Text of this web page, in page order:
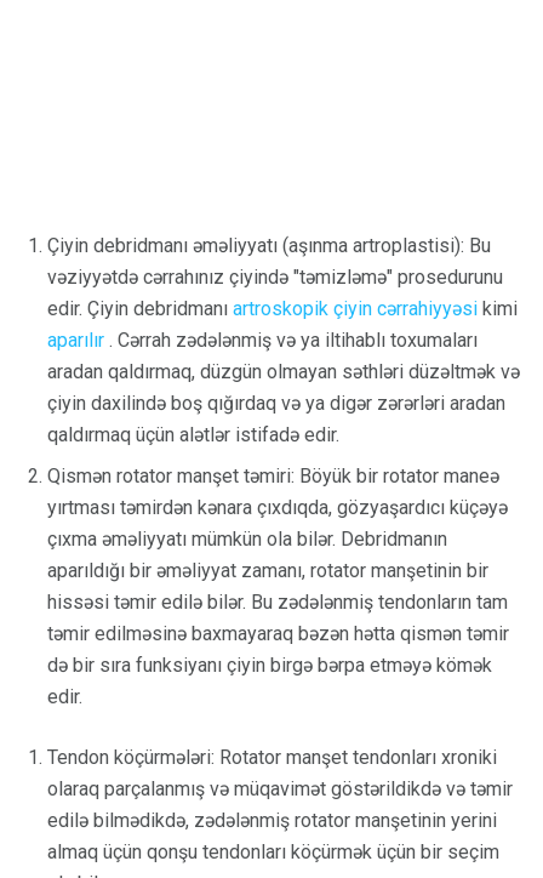
Çiyin debridmanı əməliyyatı (aşınma artroplastisi): Bu
vəziyyətdə cərrahınız çiyində "təmizləmə" prosedurunu
edir. Çiyin debridmanı artroskopik çiyin cərrahiyyəsi kimi
aparılır . Cərrah zədələnmiş və ya iltihablı toxumaları
aradan qaldırmaq, düzgün olmayan səthləri düzəltmək və
çiyin daxilində boş qığırdaq və ya digər zərərləri aradan
qaldırmaq üçün alətlər istifadə edir.
Qismən rotator manşet təmiri: Böyük bir rotator maneə
yırtması təmirdən kənara çıxdıqda, gözyaşardıcı küçəyə
çıxma əməliyyatı mümkün ola bilər. Debridmanın
aparıldığı bir əməliyyat zamanı, rotator manşetinin bir
hissəsi təmir edilə bilər. Bu zədələnmiş tendonların tam
təmir edilməsinə baxmayaraq bəzən hətta qismən təmir
də bir sıra funksiyanı çiyin birgə bərpa etməyə kömək
edir.
Tendon köçürmələri: Rotator manşet tendonları xroniki
olaraq parçalanmış və müqavimət göstərildikdə və təmir
edilə bilmədikdə, zədələnmiş rotator manşetinin yerini
almaq üçün qonşu tendonları köçürmək üçün bir seçim